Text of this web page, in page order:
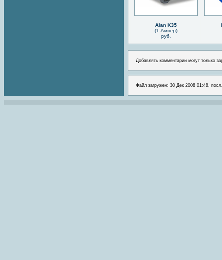
Alan K35
(1 Ампер)
руб.
Добавлять комментарии могут только
Файл загружен: 30 Дек 2008 01:48,